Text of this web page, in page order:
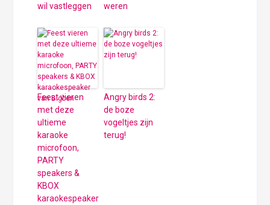
wil vastleggen
weren
Feest vieren
met deze
ultieme
karaoke
microfoon,
PARTY
speakers &
KBOX
karaokespeaker
Angry birds 2:
de boze
vogeltjes zijn
terug!